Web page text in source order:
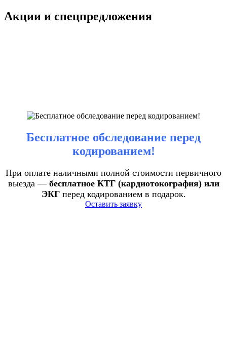
Акции и спецпредложения
Бесплатное обследование перед
кодированием!
При оплате наличными полной стоимости первичного
выезда — бесплатное КТГ (кардиотокография) или
ЭКГперед кодированием в подарок.
Оставить заявку